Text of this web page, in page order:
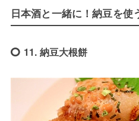
日本酒と一緒に！納豆を使
11. 納豆大根餅